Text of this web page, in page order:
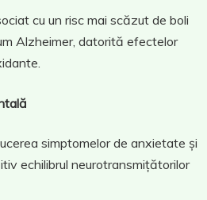
cu un risc mai scăzut de boli
Alzheimer, datorită efectelor
simptomelor de anxietate și
echilibrul neurotransmițătorilor